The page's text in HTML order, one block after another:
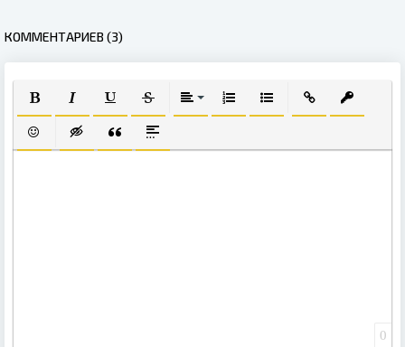
КОММЕНТАРИЕВ (3)
ПОЛУЖИРНЫЙ
КУРСИВПОДЧЕРКНУТЫЙ
ЗАЧЕРКНУТЫЙВЫРАВНИВАНИЕ
НУМЕРОВАННЫЙ СПИСОК
МАРКИРОВАННЫЙ
ВСТАВИТЬ
ВСТАВИТЬ СМАЙЛИК
ВСТАВКА СКРЫТОГО ТЕКСТА
ВСТАВКА ЦИТАТЫ
ВСТАВКА СПОЙЛЕРА
0